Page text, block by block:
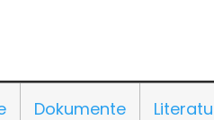
Dokumente